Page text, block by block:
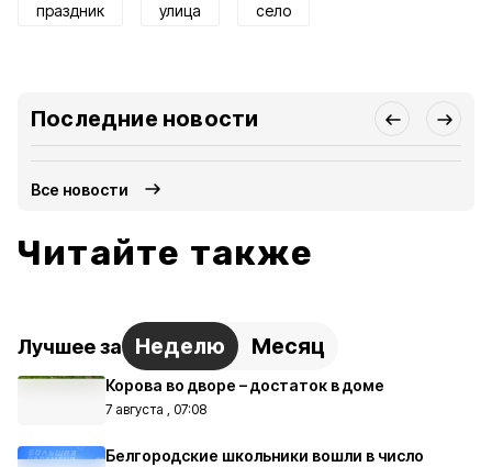
праздник улица село
Последние новости
Все новости
Читайте также
Лучшее за Неделю Месяц
Корова во дворе – достаток в доме
7 августа , 07:08
Белгородские школьники вошли в число